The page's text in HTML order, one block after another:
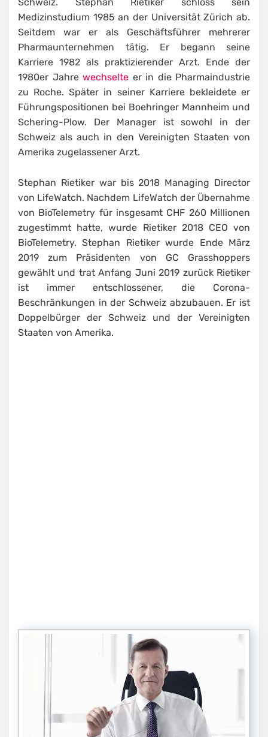
Medizinstudium 1985 an der Universität Zürich ab.
Seitdem war er als Geschäftsführer mehrerer
Pharmaunternehmen tätig. Er begann seine
Karriere 1982 als praktizierender Arzt. Ende der
1980er Jahre wechselte er in die Pharmaindustrie
zu Roche. Später in seiner Karriere bekleidete er
Führungspositionen bei Boehringer Mannheim und
Schering-Plow. Der Manager ist sowohl in der
Schweiz als auch in den Vereinigten Staaten von
Amerika zugelassener Arzt.
Stephan Rietiker war bis 2018 Managing Director
von LifeWatch. Nachdem LifeWatch der Übernahme
von BioTelemetry für insgesamt CHF 260 Millionen
zugestimmt hatte, wurde Rietiker 2018 CEO von
BioTelemetry. Stephan Rietiker wurde Ende März
2019 zum Präsidenten von GC Grasshoppers
gewählt und trat Anfang Juni 2019 zurück Rietiker
ist immer entschlossener, die Corona-
Beschränkungen in der Schweiz abzubauen. Er ist
Doppelbürger der Schweiz und der Vereinigten
Staaten von Amerika.